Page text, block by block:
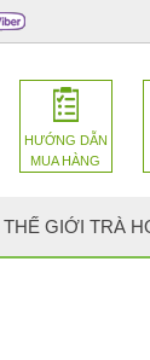
HƯỚNG DẪN
MUA HÀNG
THẾ GIỚI TRÀ